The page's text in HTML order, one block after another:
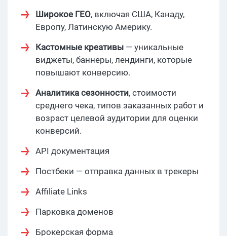
Широкое ГЕО, включая США, Канаду,
Европу, Латинскую Америку.
Кастомные креативы — уникальные
виджеты, баннеры, лендинги, которые
повышают конверсию.
Аналитика сезонности, стоимости
среднего чека, типов заказанных работ и
возраст целевой аудитории для оценки
конверсий.
API документация
Постбеки — отправка данных в трекеры
Affiliate Links
Парковка доменов
Брокерская форма